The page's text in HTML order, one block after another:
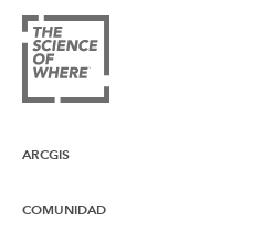
ARCGIS
Descripción general de ArcGIS
COMUNIDAD